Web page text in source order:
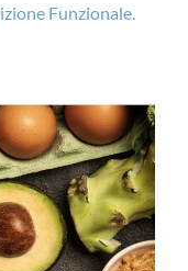
Funzionale.